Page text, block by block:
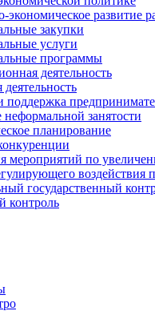
экономическое развитие
закупки
услуги
программы
деятельность
поддержка
занятости
планирование
мероприятий по
воздействия
государственный
контроль